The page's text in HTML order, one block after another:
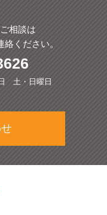
相談は
ください。
土・日曜日